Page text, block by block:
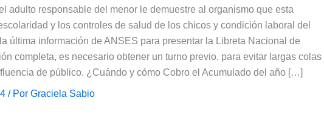
adulto responsable del menor le demuestre al organismo que esta
y los controles de salud de los chicos y condición laboral del
última información de ANSES para presentar la Libreta Nacional de
completa, es necesario obtener un turno previo, para evitar largas colas
de público. ¿Cuándo y cómo Cobro el Acumulado del año […]
/ Por Graciela Sabio